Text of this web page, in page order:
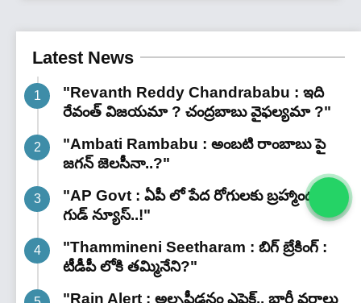
Latest News
"Revanth Reddy Chandrababu : ఇది
రేవంత్ విజయమా ? చంద్రబాబు వైఫల్యమా ?"
"Ambati Rambabu : అంబటి రాంబాబు పై
జగన్ జెలసీనా..?"
"AP Govt : ఏపీ లో పేద రోగులకు బ్రహ్మాండమైన
గుడ్ న్యూస్..!"
"Thammineni Seetharam : బిగ్ బ్రేకింగ్ :
టీడీపీ లోకి తమ్మినేని?"
"Rain Alert : అల్పపీడనం ఎఫెక్ట్.. భారీ వర్షాలు